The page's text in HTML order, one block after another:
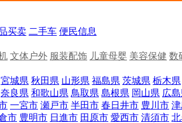
买卖 二手车 便民信息
文体户外 服装配饰 儿童母婴 美容保健 数
宮城県 秋田県 山形県 福島県 茨城県 栃木県
奈良県 和歌山県 鳥取県 島根県 岡山県 広
一宮市 瀬戸市 半田市 春日井市 豊川市
市 豊明市 日進市 田原市 愛西市 清須市